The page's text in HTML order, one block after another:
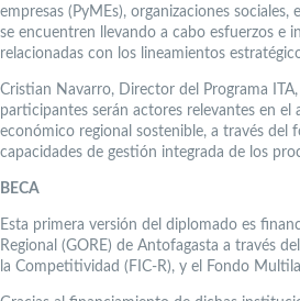
empresas (PyMEs), organizaciones
se encuentren llevando a cabo esfuerzos e
relacionadas con los lineamientos
Cristian Navarro, Director del Programa
participantes serán actores relevantes en el
económico regional sostenible, a través del
capacidades de gestión integrada de los
BECA
Esta primera versión del diplomado es
Regional (GORE) de Antofagasta a través
la Competitividad (FIC-R), y el Fondo